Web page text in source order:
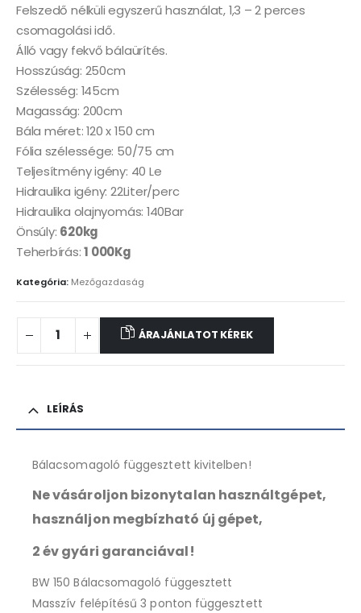
Felszedő nélküli egyszerű használat, 1,3 – 2 perces
csomagolási idő.
Álló vagy fekvő bálaürítés.
Hosszúság: 250cm
Szélesség: 145cm
Magasság: 200cm
Bála méret: 120 x 150 cm
Fólia szélessége: 50/75 cm
Teljesítmény igény: 40 Le
Hidraulika igény: 22Liter/perc
Hidraulika olajnyomás: 140Bar
Önsúly: 620kg
Teherbírás:1 000Kg
Kategória: Mezőgazdaság
ÁRAJÁNLATOT KÉREK
LEÍRÁS
Bálacsomagoló függesztett kivitelben!
Ne vásároljon bizonytalan használtgépet,
használjon megbízható új gépet,
2 év gyári garanciával!
BW 150 Bálacsomagoló függesztett
Masszív felépítésű 3 ponton függesztett